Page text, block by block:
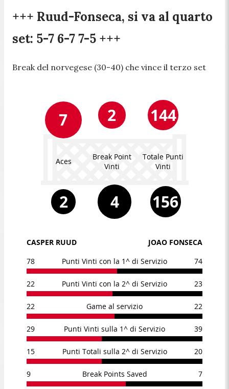
+++ Ruud-Fonseca, si va al quarto
set: 5-7 6-7 7-5 +++
Break del norvegese (30-40) che vince il terzo set